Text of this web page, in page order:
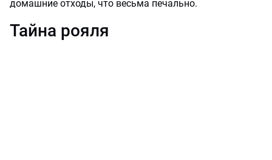
домашние отходы, что весьма печально.
Тайна рояля